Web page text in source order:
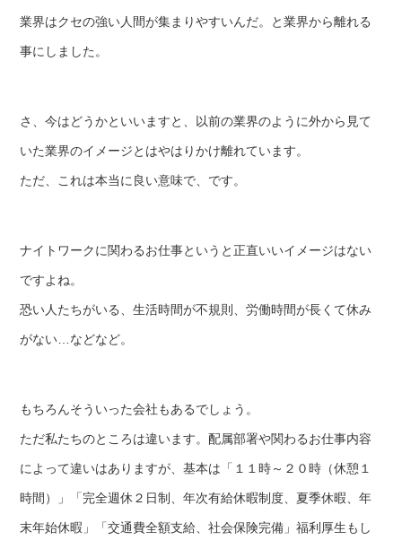
業界はクセの強い人間が集まりやすいんだ。と業界から離れる
事にしました。
さ、今はどうかといいますと、以前の業界のように外から見て
いた業界のイメージとはやはりかけ離れています。
ただ、これは本当に良い意味で、です。
ナイトワークに関わるお仕事というと正直いいイメージはない
ですよね。
恐い人たちがいる、生活時間が不規則、労働時間が長くて休み
がない…などなど。
もちろんそういった会社もあるでしょう。
ただ私たちのところは違います。配属部署や関わるお仕事内容
によって違いはありますが、基本は「１１時～２０時（休憩１
時間）」「完全週休２日制、年次有給休暇制度、夏季休暇、年
末年始休暇」「交通費全額支給、社会保険完備」福利厚生もし